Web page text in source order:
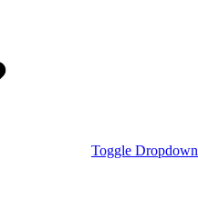
Toggle Dropdown